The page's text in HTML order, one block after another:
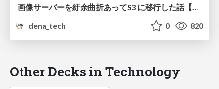
画像サーバーを紆余曲折あってS3 に移行した話【DeNA TechCon 2023】
dena_tech
0 820
Other Decks in Technology